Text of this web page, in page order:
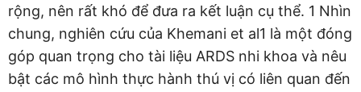
rộng, nên rất khó để đưa ra kết luận cụ thể. 1 Nhìn
chung, nghiên cứu của Khemani et al1 là một đóng
góp quan trọng cho tài liệu ARDS nhi khoa và nêu
bật các mô hình thực hành thú vị có liên quan đến